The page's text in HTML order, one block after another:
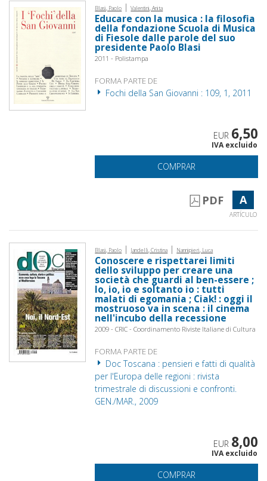
Blasi, Paolo | Valentini, Anita
Educare con la musica : la filosofia
della fondazione Scuola di Musica
di Fiesole dalle parole del suo
presidente Paolo Blasi
2011 - Polistampa
FORMA PARTE DE
Fochi della San Giovanni : 109, 1, 2011
EUR 6,50
IVA excluido
COMPRAR
PDF A
ARTÍCULO
Blasi, Paolo | Jandelli, Cristina | Nannipieri, Luca
Conoscere e rispettarei limiti
dello sviluppo per creare una
società che guardi al ben-essere ;
Io, io, io e soltanto io : tutti
malati di egomania ; Ciak! : oggi il
mostruoso va in scena : il cinema
nell'incubo della recessione
2009 - CRIC - Coordinamento Riviste Italiane di Cultura
FORMA PARTE DE
Doc Toscana : pensieri e fatti di qualità
per l'Europa delle regioni : rivista
trimestrale di discussioni e confronti.
GEN./MAR., 2009
EUR 8,00
IVA excluido
COMPRAR